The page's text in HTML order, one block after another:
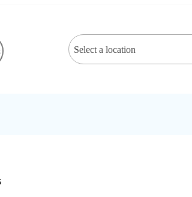
Select a location